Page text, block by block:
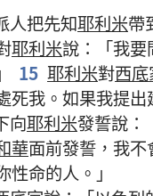
人把先知耶利米帶
耶利米說 ：「我要
15 耶利米對西
死我 。 如果我提出
向耶利米發誓說 ：
華面前發誓 ， 我不
性命的人 。」